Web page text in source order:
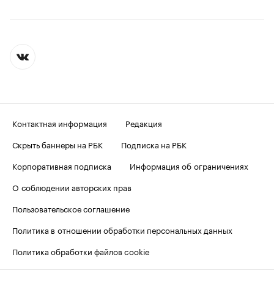
Контактная информация
Редакция
Скрыть баннеры на РБК
Подписка на РБК
Корпоративная подписка
Информация об ограничениях
О соблюдении авторских прав
Пользовательское соглашение
Политика в отношении обработки персональных данных
Политика обработки файлов cookie